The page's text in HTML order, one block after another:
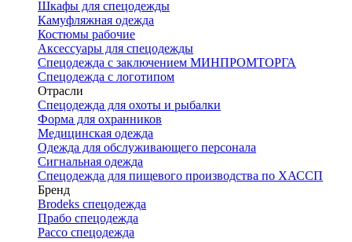
Шкафы для спецодежды
Камуфляжная одежда
Костюмы рабочие
Аксессуары для спецодежды
Спецодежда с заключением МИНПРОМТОРГА
Спецодежда с логотипом
Отрасли
Спецодежда для охоты и рыбалки
Форма для охранников
Медицинская одежда
Одежда для обслуживающего персонала
Сигнальная одежда
Спецодежда для пищевого производства по ХАССП
Бренд
Brodeks спецодежда
Прабо спецодежда
Рассо спецодежда